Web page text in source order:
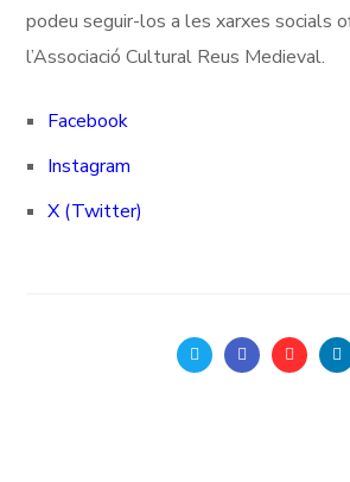
podeu seguir-los a les xarxes socials
l’Associació Cultural Reus Medieval.
Facebook
Instagram
X (Twitter)